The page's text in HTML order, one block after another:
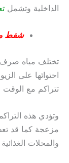
الداخلية وتشمل
شفط
تختلف مياه صرف
احتوائها على
تتراكم مع الوقت
وتؤدي هذه
مزعجة كما قد
والمحلات